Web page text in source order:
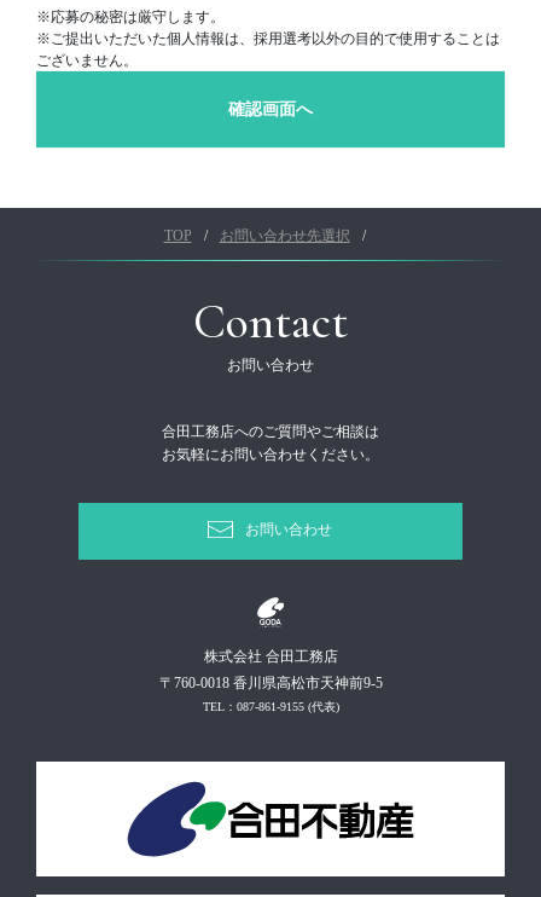
※応募の秘密は厳守します。
※ご提出いただいた個人情報は、採用選考以外の目的で使用することは
ございません。
TOP お問い合わせ先選択
Contact
お問い合わせ
合田工務店へのご質問やご相談は
お気軽にお問い合わせください。
お問い合わせ
株式会社 合田工務店
〒760-0018 香川県高松市天神前9-5
TEL：087-861-9155(代表)